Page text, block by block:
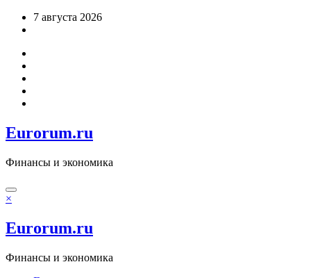
Перейти7 августа 2026
Eurorum.ru
Финансы и экономика
×
Eurorum.ru
Финансы и экономика